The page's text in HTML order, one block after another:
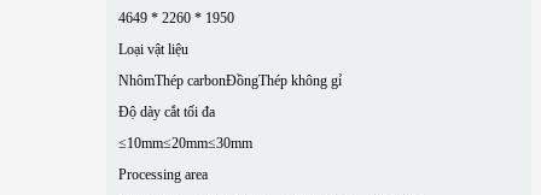
4649 * 2260 * 1950
Loại vật liệu
NhômThép carbonĐồngThép không gỉ
Độ dày cắt tối đa
≤10mm≤20mm≤30mm
Processing area